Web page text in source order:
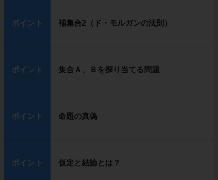
ポイント 補集合2（ド・モルガンの法則）
ポイント 集合Ａ、Ｂを探り当てる問題
ポイント 命題の真偽
ポイント 仮定と結論とは？